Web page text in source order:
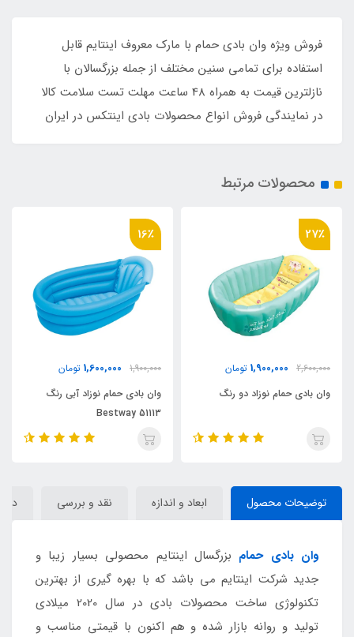
فروش ویژه وان بادی حمام با مارک معروف اینتایم قابل
استفاده برای تمامی سنین مختلف از جمله بزرگسالان با
نازلترین قیمت به همراه 48 ساعت مهلت تست سلامت کالا
در نمایندگی فروش انواع محصولات بادی اینتکس در ایران
محصولات مرتبط
1,900,000
1,600,000
وان بادی حمام نوزاد آبی رنگ
1,900,000
1,600,000
وان بادی حمام نوزاد با کف بادی
Bestway 51113
توضیحات محصول ابعاد و اندازه نقد و بررسی
وان بادی حمام بزرگسال اینتایم محصولی بسیار زیبا و
جدید شرکت اینتایم می باشد که با بهره گیری از بهترین
تکنولوژی ساخت محصولات بادی در سال 2020 میلادی
تولید و روانه بازار شده و هم اکنون با قیمتی مناسب و